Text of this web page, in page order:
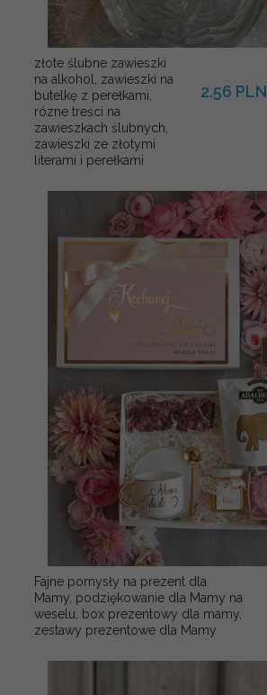
złote ślubne zawieszki
na alkohol, zawieszki na
butelkę z perełkami,
rózne treści na
zawieszkach ślubnych,
zawieszki ze złotymi
literami i perełkami
2.56 PLN
Fajne pomysły na prezent dla
Mamy, podziękowanie dla Mamy na
weselu, box prezentowy dla mamy,
zestawy prezentowe dla Mamy